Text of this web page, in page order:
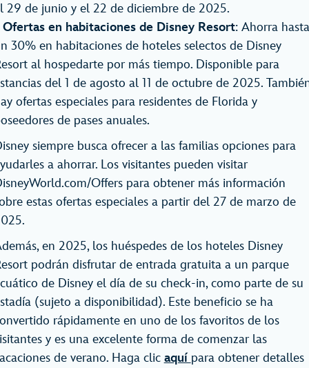
29 de junio y el 22 de diciembre de 2025.
Ofertas en habitaciones de Disney Resort: Ahorra hasta
30% en habitaciones de hoteles selectos de Disney
al hospedarte por más tiempo. Disponible para
del 1 de agosto al 11 de octubre de 2025.
ofertas especiales para residentes de Florida y
de pases anuales.
siempre busca ofrecer a las familias opciones para
a ahorrar. Los visitantes pueden visitar
Offers para obtener más información
estas ofertas especiales a partir del 27 de marzo de
en 2025, los huéspedes de los hoteles Disney
podrán disfrutar de entrada gratuita a un parque
de Disney el día de su check-in, como parte de su
(sujeto a disponibilidad). Este beneficio se ha
rápidamente en uno de los favoritos de los
y es una excelente forma de comenzar las
de verano. Haga clic aquí para obtener detalles